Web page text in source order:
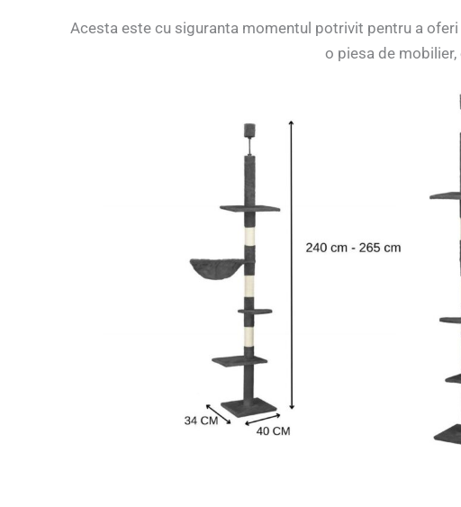
Acesta este cu siguranta momentul potrivit pentru a
o piesa de